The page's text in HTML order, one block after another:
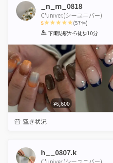
_n_m_0818
C'univer.(シーユニバー)
5
1 2 3 4 5
(57件)
下諏訪駅から徒歩10分
¥6,600
空き状況
h__0807.k
C'univer.(シーユニバー)